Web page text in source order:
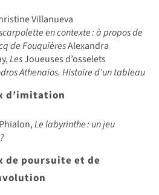
Villanueva
en contexte:à propos de
de FouquièresAlexandra
LesJoueuses d’osselets
Athenaios. Histoire d’un tableau
d’imitation
Le labyrinthe: un jeu
?
de poursuite et de